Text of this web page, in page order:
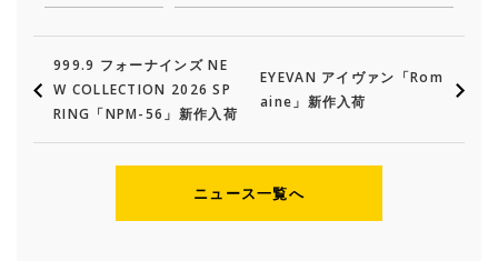
999.9 フォーナインズ NE
W COLLECTION 2026 SP
RING「NPM-56」新作入荷
EYEVAN アイヴァン「Rom
aine」新作入荷
ニュース一覧へ